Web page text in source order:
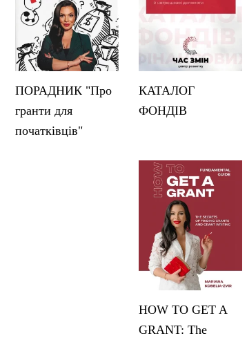
ПОРАДНИК "Про
гранти для
початківців"
КАТАЛОГ
ФОНДІВ
HOW TO GET A
GRANT: The